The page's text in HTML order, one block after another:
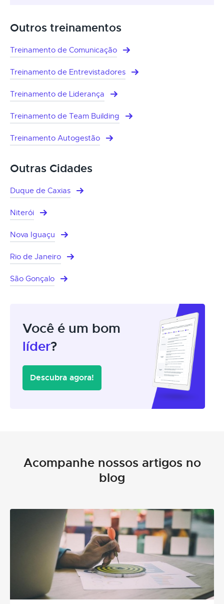
Outros treinamentos
Treinamento de Comunicação
Treinamento de Entrevistadores
Treinamento de Liderança
Treinamento de Team Building
Treinamento Autogestão
Outras Cidades
Duque de Caxias
Niterói
Nova Iguaçu
Rio de Janeiro
São Gonçalo
Você é um bom
líder?
Descubra agora!
Acompanhe nossos artigos no
blog